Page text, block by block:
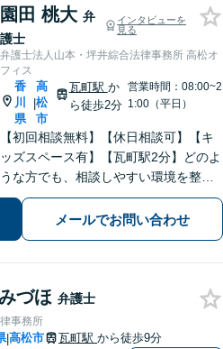
園田 桃大 弁
護士
インタビューを
見る
弁護士法人山本・坪井綜合法律事務所 高松オ
フィス
香
川
県
|
高
松
市
瓦町駅 か
ら徒歩2分
営業時間：08:00~2
1:00（平日）
【初回相談無料】【休日相談可】【キ
ッズスペース有】【瓦町駅2分】どのよ
うな方でも、相談しやすい環境を整え
ています。依頼者様に寄り添った対応
を心がけています。【離婚・男女問
題】DV被害へ積極的に対応。お気軽に
メールでお問い合わせ
づほ 弁護士
事務所
|高松市 瓦町駅 から徒歩9分